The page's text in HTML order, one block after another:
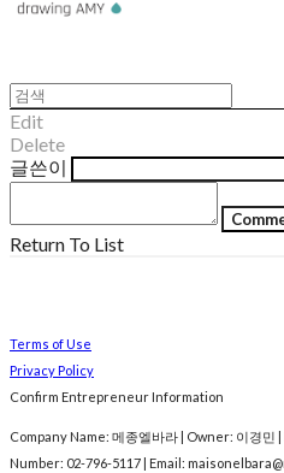
Edit
Delete
글쓴이
Return To List
Terms of Use
Privacy Policy
Confirm Entrepreneur Information
Company Name: 메종엘바라 | Owner: 이경
Number: 02-796-5117 | Email: